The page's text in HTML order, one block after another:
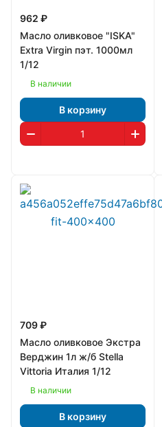
962 ₽
Масло оливковое "ISKA"
Extra Virgin пэт. 1000мл
1/12
В наличии
В корзину
709 ₽
Масло оливковое Экстра
Верджин 1л ж/б Stella
Vittoria Италия 1/12
В наличии
В корзину